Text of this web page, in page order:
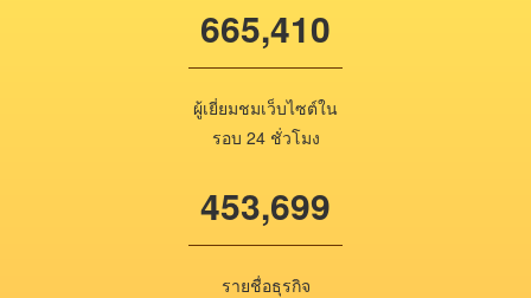
665,410
ผู้เยี่ยมชมเว็บไซต์ใน
รอบ 24 ชั่วโมง
453,699
รายชื่อธุรกิจ